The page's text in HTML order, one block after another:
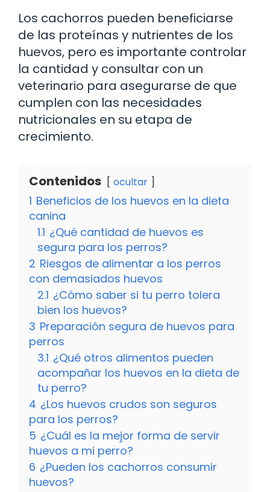
Los cachorros pueden beneficiarse
de las proteínas y nutrientes de los
huevos, pero es importante controlar
la cantidad y consultar con un
veterinario para asegurarse de que
cumplen con las necesidades
nutricionales en su etapa de
crecimiento.
Contenidos ocultar
1 Beneficios de los huevos en la dieta
canina
1.1 ¿Qué cantidad de huevos es
segura para los perros?
2 Riesgos de alimentar a los perros
con demasiados huevos
2.1 ¿Cómo saber si tu perro tolera
bien los huevos?
3 Preparación segura de huevos para
perros
3.1 ¿Qué otros alimentos pueden
acompañar los huevos en la dieta de
tu perro?
4 ¿Los huevos crudos son seguros
para los perros?
5 ¿Cuál es la mejor forma de servir
huevos a mi perro?
6 ¿Pueden los cachorros consumir
huevos?